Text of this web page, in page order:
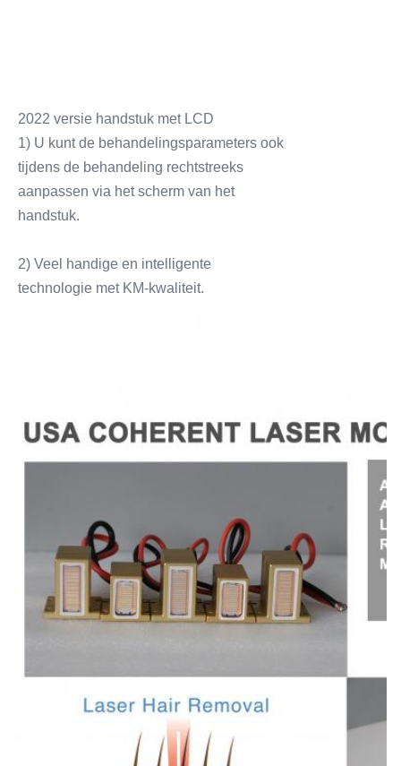
2022 versie handstuk met LCD
1) U kunt de behandelingsparameters ook
tijdens de behandeling rechtstreeks
aanpassen via het scherm van het
handstuk.
2) Veel handige en intelligente
technologie met KM-kwaliteit.